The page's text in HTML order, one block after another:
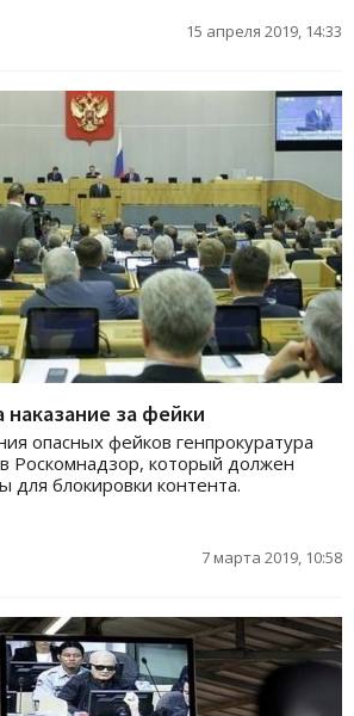
15 апреля 2019, 14:33
наказание за фейки
опасных фейков генпрокуратура
Роскомнадзор, который должен
для блокировки контента.
7 марта 2019, 10:58